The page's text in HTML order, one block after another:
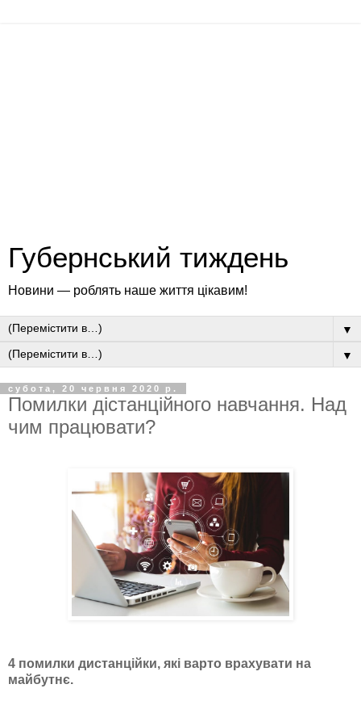
Губернський тиждень
Новини — роблять наше життя цікавим!
▼
▼
субота, 20 червня 2020 р.
Помилки дістанційного навчання. Над
чим працювати?
4 помилки дистанційки, які варто врахувати на
майбутнє.